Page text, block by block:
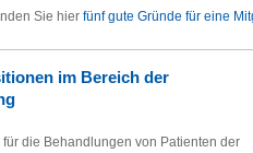
Sie hier fünf gute Gründe für eine
im Bereich der
die Behandlungen von Patienten der